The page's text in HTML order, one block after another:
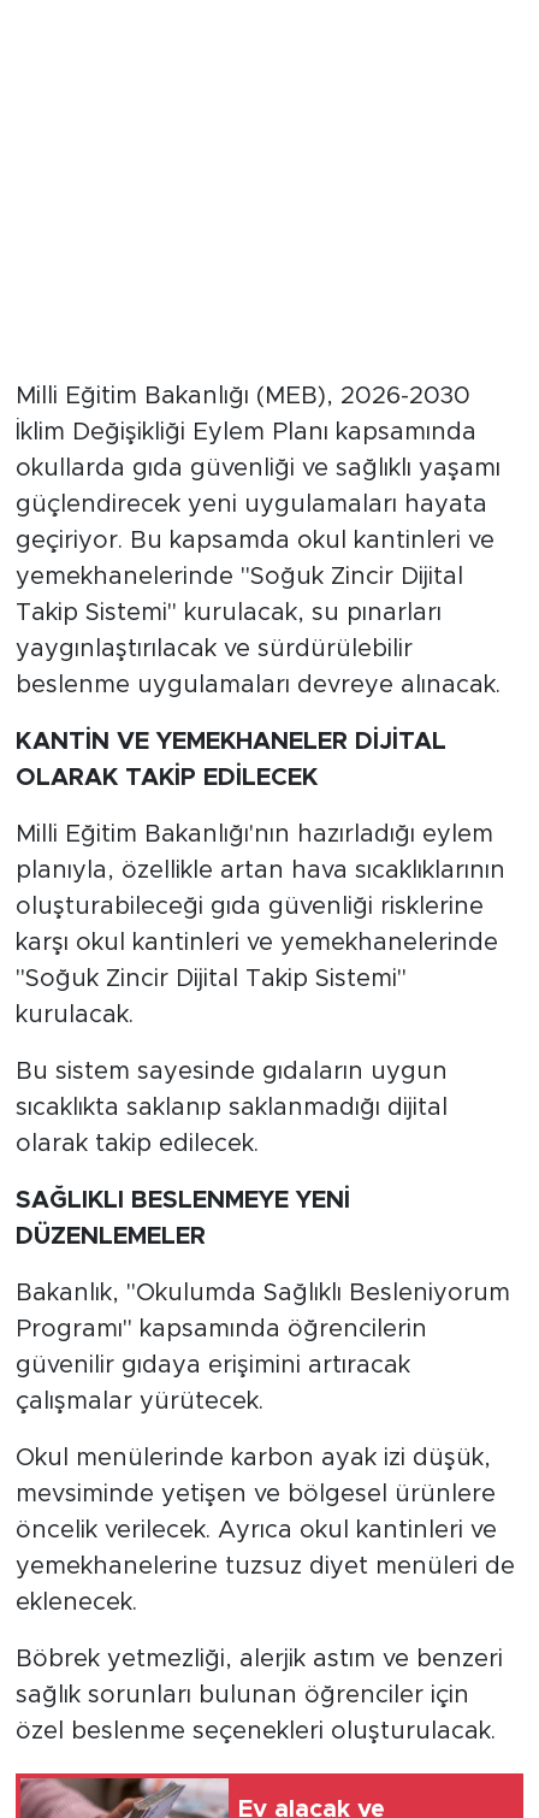
Milli Eğitim Bakanlığı (MEB), 2026-2030
İklim Değişikliği Eylem Planı kapsamında
okullarda gıda güvenliği ve sağlıklı yaşamı
güçlendirecek yeni uygulamaları hayata
geçiriyor. Bu kapsamda okul kantinleri ve
yemekhanelerinde "Soğuk Zincir Dijital
Takip Sistemi" kurulacak, su pınarları
yaygınlaştırılacak ve sürdürülebilir
beslenme uygulamaları devreye alınacak.
KANTİN VE YEMEKHANELER DİJİTAL
OLARAK TAKİP EDİLECEK
Milli Eğitim Bakanlığı'nın hazırladığı eylem
planıyla, özellikle artan hava sıcaklıklarının
oluşturabileceği gıda güvenliği risklerine
karşı okul kantinleri ve yemekhanelerinde
"Soğuk Zincir Dijital Takip Sistemi"
kurulacak.
Bu sistem sayesinde gıdaların uygun
sıcaklıkta saklanıp saklanmadığı dijital
olarak takip edilecek.
SAĞLIKLI BESLENMEYE YENİ
DÜZENLEMELER
Bakanlık, "Okulumda Sağlıklı Besleniyorum
Programı" kapsamında öğrencilerin
güvenilir gıdaya erişimini artıracak
çalışmalar yürütecek.
Okul menülerinde karbon ayak izi düşük,
mevsiminde yetişen ve bölgesel ürünlere
öncelik verilecek. Ayrıca okul kantinleri ve
yemekhanelerine tuzsuz diyet menüleri de
eklenecek.
Böbrek yetmezliği, alerjik astım ve benzeri
sağlık sorunları bulunan öğrenciler için
özel beslenme seçenekleri oluşturulacak.
Ev alacak ve